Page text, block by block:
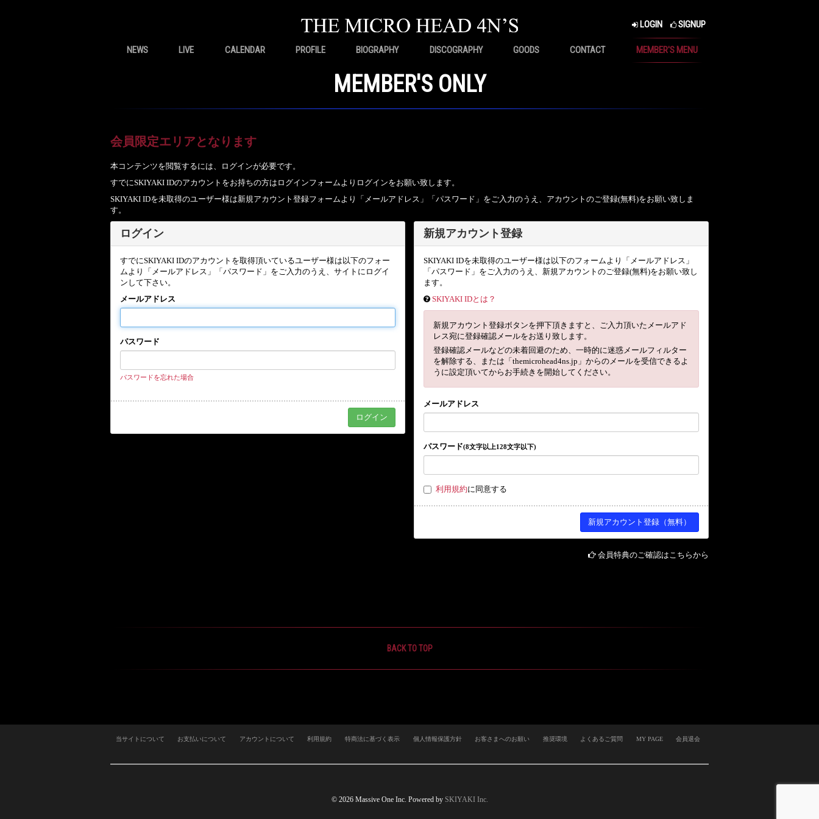
LOGIN SIGNUP
NEWS LIVE CALENDAR PROFILE BIOGRAPHY DISCOGRAPHY GOODS CONTACT MEMBER'S MENU
MEMBER'S ONLY
会員限定エリアとなります
本コンテンツを閲覧するには、ログインが必要です。
すでにSKIYAKI IDのアカウントをお持ちの方はログインフォームよりログインをお願い致します。
SKIYAKI IDを未取得のユーザー様は新規アカウント登録フォームより「メールアドレス」「パスワード」をご入力のうえ、アカウントのご登録(無料)をお願い致しま
す。
ログイン
すでにSKIYAKI IDのアカウントを取得頂いているユーザー様は以下のフォー
ムより「メールアドレス」「パスワード」をご入力のうえ、サイトにログイ
ンして下さい。
メールアドレス
パスワード
パスワードを忘れた場合
新規アカウント登録
SKIYAKI IDを未取得のユーザー様は以下のフォームより「メールアドレス」
「パスワード」をご入力のうえ、新規アカウントのご登録(無料)をお願い致し
ます。
SKIYAKI IDとは？
新規アカウント登録ボタンを押下頂きますと、ご入力頂いたメールアド
レス宛に登録確認メールをお送り致します。
登録確認メールなどの未着回避のため、一時的に迷惑メールフィルター
を解除する、または「themicrohead4ns.jp」からのメールを受信できるよ
うに設定頂いてからお手続きを開始してください。
メールアドレス
パスワード(8文字以上128文字以下)
利用規約に同意する
会員特典のご確認はこちらから
BACK TO TOP
当サイトについて お支払いについて アカウントについて 利用規約 特商法に基づく表示 個人情報保護方針 お客さまへのお願い 推奨環境 よくあるご質問 MY PAGE 会員退会
© 2026 Massive One Inc. Powered by SKIYAKI Inc.